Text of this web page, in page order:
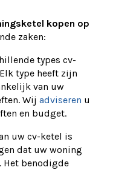
kopen op
zaken:
types cv-
type heeft zijn
van uw
Wij adviseren u
en budget.
uw cv-ketel is
dat uw woning
Het benodigde